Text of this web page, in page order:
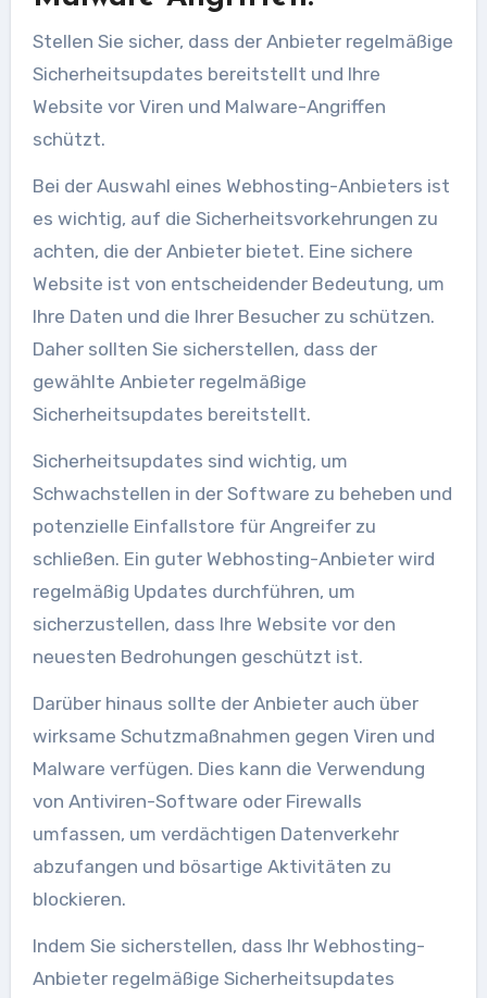
Stellen Sie sicher, dass der Anbieter regelmäßige
Sicherheitsupdates bereitstellt und Ihre
Website vor Viren und Malware-Angriffen
schützt.
Bei der Auswahl eines Webhosting-Anbieters ist
es wichtig, auf die Sicherheitsvorkehrungen zu
achten, die der Anbieter bietet. Eine sichere
Website ist von entscheidender Bedeutung, um
Ihre Daten und die Ihrer Besucher zu schützen.
Daher sollten Sie sicherstellen, dass der
gewählte Anbieter regelmäßige
Sicherheitsupdates bereitstellt.
Sicherheitsupdates sind wichtig, um
Schwachstellen in der Software zu beheben und
potenzielle Einfallstore für Angreifer zu
schließen. Ein guter Webhosting-Anbieter wird
regelmäßig Updates durchführen, um
sicherzustellen, dass Ihre Website vor den
neuesten Bedrohungen geschützt ist.
Darüber hinaus sollte der Anbieter auch über
wirksame Schutzmaßnahmen gegen Viren und
Malware verfügen. Dies kann die Verwendung
von Antiviren-Software oder Firewalls
umfassen, um verdächtigen Datenverkehr
abzufangen und bösartige Aktivitäten zu
blockieren.
Indem Sie sicherstellen, dass Ihr Webhosting-
Anbieter regelmäßige Sicherheitsupdates